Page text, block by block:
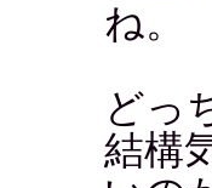
ね。
どっ
結構